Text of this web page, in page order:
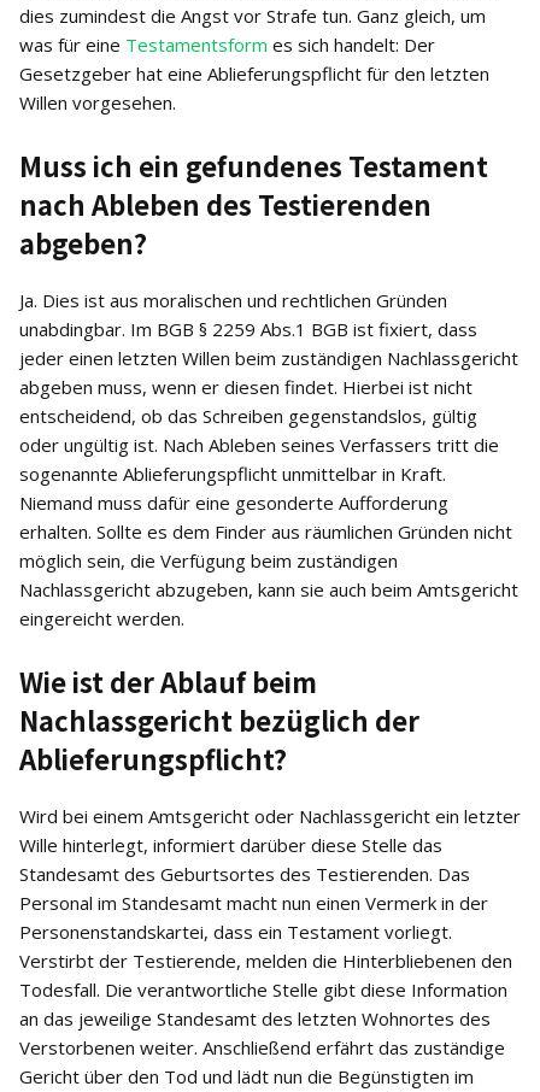
dies zumindest die Angst vor Strafe tun. Ganz gleich, um
was für eine Testamentsform es sich handelt: Der
Gesetzgeber hat eine Ablieferungspflicht für den letzten
Willen vorgesehen.
Muss ich ein gefundenes Testament
nach Ableben des Testierenden
abgeben?
Ja. Dies ist aus moralischen und rechtlichen Gründen
unabdingbar. Im BGB § 2259 Abs.1 BGB ist fixiert, dass
jeder einen letzten Willen beim zuständigen Nachlassgericht
abgeben muss, wenn er diesen findet. Hierbei ist nicht
entscheidend, ob das Schreiben gegenstandslos, gültig
oder ungültig ist. Nach Ableben seines Verfassers tritt die
sogenannte Ablieferungspflicht unmittelbar in Kraft.
Niemand muss dafür eine gesonderte Aufforderung
erhalten. Sollte es dem Finder aus räumlichen Gründen nicht
möglich sein, die Verfügung beim zuständigen
Nachlassgericht abzugeben, kann sie auch beim Amtsgericht
eingereicht werden.
Wie ist der Ablauf beim
Nachlassgericht bezüglich der
Ablieferungspflicht?
Wird bei einem Amtsgericht oder Nachlassgericht ein letzter
Wille hinterlegt, informiert darüber diese Stelle das
Standesamt des Geburtsortes des Testierenden. Das
Personal im Standesamt macht nun einen Vermerk in der
Personenstandskartei, dass ein Testament vorliegt.
Verstirbt der Testierende, melden die Hinterbliebenen den
Todesfall. Die verantwortliche Stelle gibt diese Information
an das jeweilige Standesamt des letzten Wohnortes des
Verstorbenen weiter. Anschließend erfährt das zuständige
Gericht über den Tod und lädt nun die Begünstigten im